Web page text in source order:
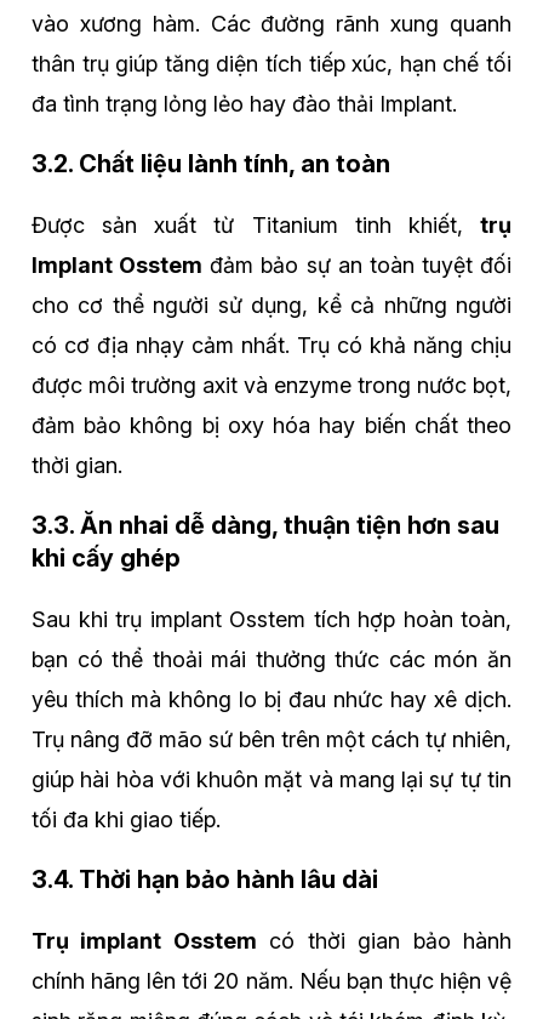
vào xương hàm. Các đường rãnh xung quanh
thân trụ giúp tăng diện tích tiếp xúc, hạn chế tối
đa tình trạng lỏng lẻo hay đào thải Implant.
3.2. Chất liệu lành tính, an toàn
Được sản xuất từ Titanium tinh khiết, trụ
Implant Osstem đảm bảo sự an toàn tuyệt đối
cho cơ thể người sử dụng, kể cả những người
có cơ địa nhạy cảm nhất. Trụ có khả năng chịu
được môi trường axit và enzyme trong nước bọt,
đảm bảo không bị oxy hóa hay biến chất theo
thời gian.
3.3. Ăn nhai dễ dàng, thuận tiện hơn sau
khi cấy ghép
Sau khi trụ implant Osstem tích hợp hoàn toàn,
bạn có thể thoải mái thưởng thức các món ăn
yêu thích mà không lo bị đau nhức hay xê dịch.
Trụ nâng đỡ mão sứ bên trên một cách tự nhiên,
giúp hài hòa với khuôn mặt và mang lại sự tự tin
tối đa khi giao tiếp.
3.4. Thời hạn bảo hành lâu dài
Trụ implant Osstem có thời gian bảo hành
chính hãng lên tới 20 năm. Nếu bạn thực hiện vệ